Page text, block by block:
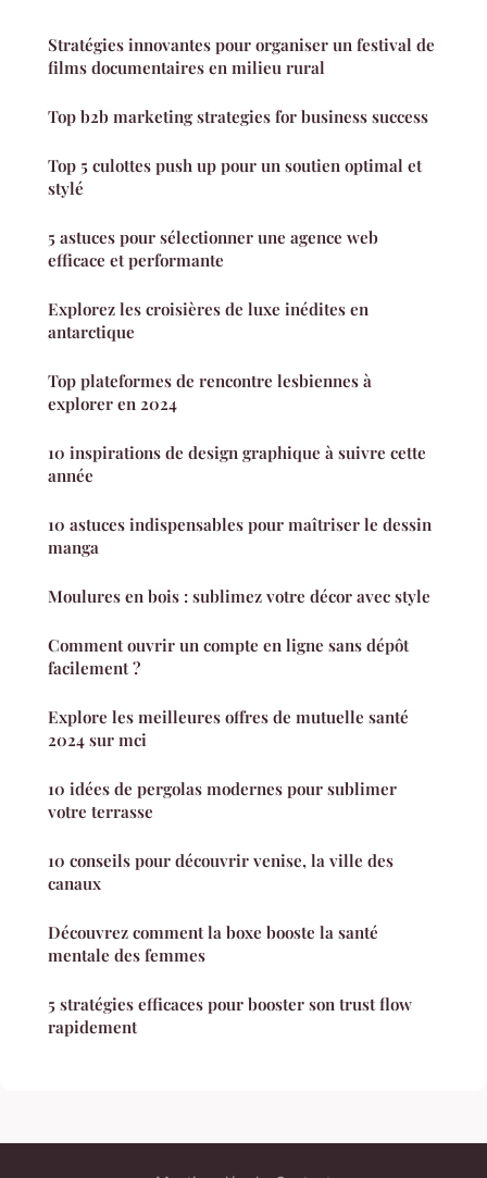
Stratégies innovantes pour organiser un festival de
films documentaires en milieu rural
Top b2b marketing strategies for business success
Top 5 culottes push up pour un soutien optimal et
stylé
5 astuces pour sélectionner une agence web
efficace et performante
Explorez les croisières de luxe inédites en
antarctique
Top plateformes de rencontre lesbiennes à
explorer en 2024
10 inspirations de design graphique à suivre cette
année
10 astuces indispensables pour maîtriser le dessin
manga
Moulures en bois : sublimez votre décor avec style
Comment ouvrir un compte en ligne sans dépôt
facilement ?
Explore les meilleures offres de mutuelle santé
2024 sur mci
10 idées de pergolas modernes pour sublimer
votre terrasse
10 conseils pour découvrir venise, la ville des
canaux
Découvrez comment la boxe booste la santé
mentale des femmes
5 stratégies efficaces pour booster son trust flow
rapidement